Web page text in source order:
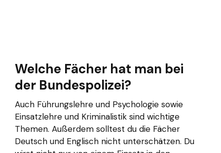
Welche Fächer hat man bei
der Bundespolizei?
Auch Führungslehre und Psychologie sowie
Einsatzlehre und Kriminalistik sind wichtige
Themen. Außerdem solltest du die Fächer
Deutsch und Englisch nicht unterschätzen. Du